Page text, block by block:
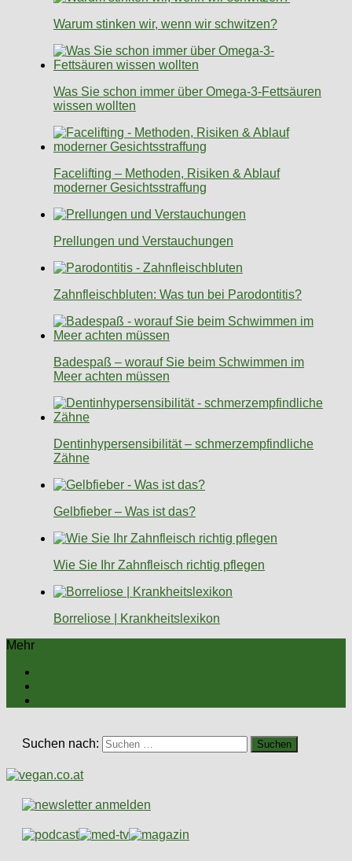
Warum stinken wir, wenn wir schwitzen?
Was Sie schon immer über Omega-3-Fettsäuren
wissen wollten
Facelifting – Methoden, Risiken & Ablauf
moderner Gesichtsstraffung
Prellungen und Verstauchungen
Zahnfleischbluten: Was tun bei Parodontitis?
Badespaß – worauf Sie beim Schwimmen im
Meer achten müssen
Dentinhypersensibilität – schmerzempfindliche
Zähne
Gelbfieber – Was ist das?
Wie Sie Ihr Zahnfleisch richtig pflegen
Borreliose | Krankheitslexikon
Mehr
Suchen nach: